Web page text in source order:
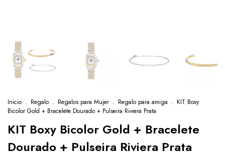
Inicio . Regalo . Regalos para Mujer . Regalo para amiga . KIT Boxy
Bicolor Gold + Bracelete Dourado + Pulseira Riviera Prata
KIT Boxy Bicolor Gold + Bracelete
Dourado + Pulseira Riviera Prata